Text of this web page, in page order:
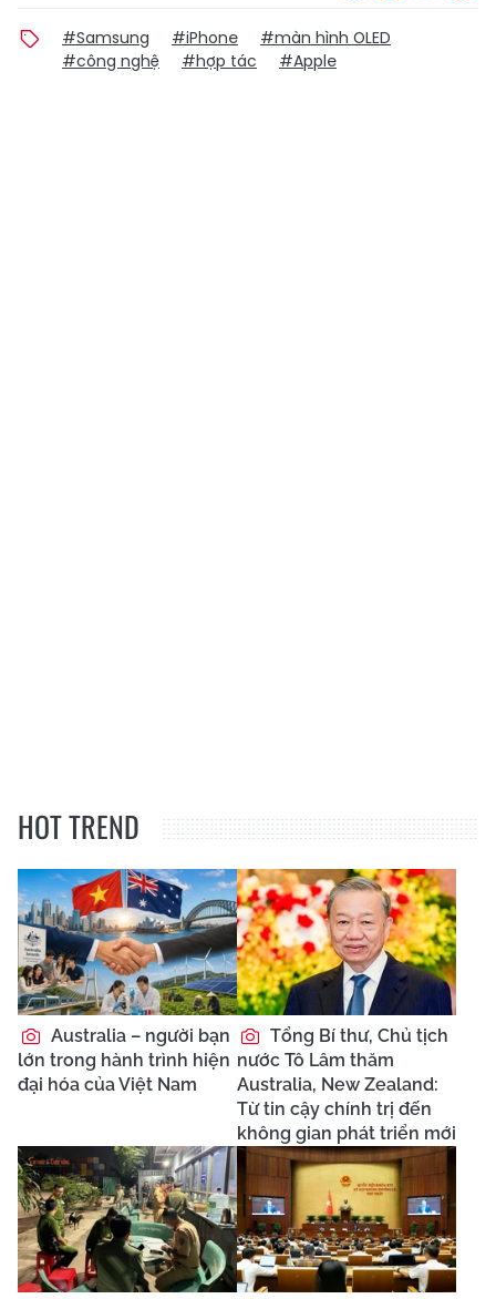
#Samsung #iPhone
#màn hình OLED
#công nghệ
#hợp tác #Apple
HOT TREND
Australia – người bạn
lớn trong hành trình hiện
đại hóa của Việt Nam
Tổng Bí thư, Chủ tịch
nước Tô Lâm thăm
Australia, New Zealand:
Từ tin cậy chính trị đến
không gian phát triển mới